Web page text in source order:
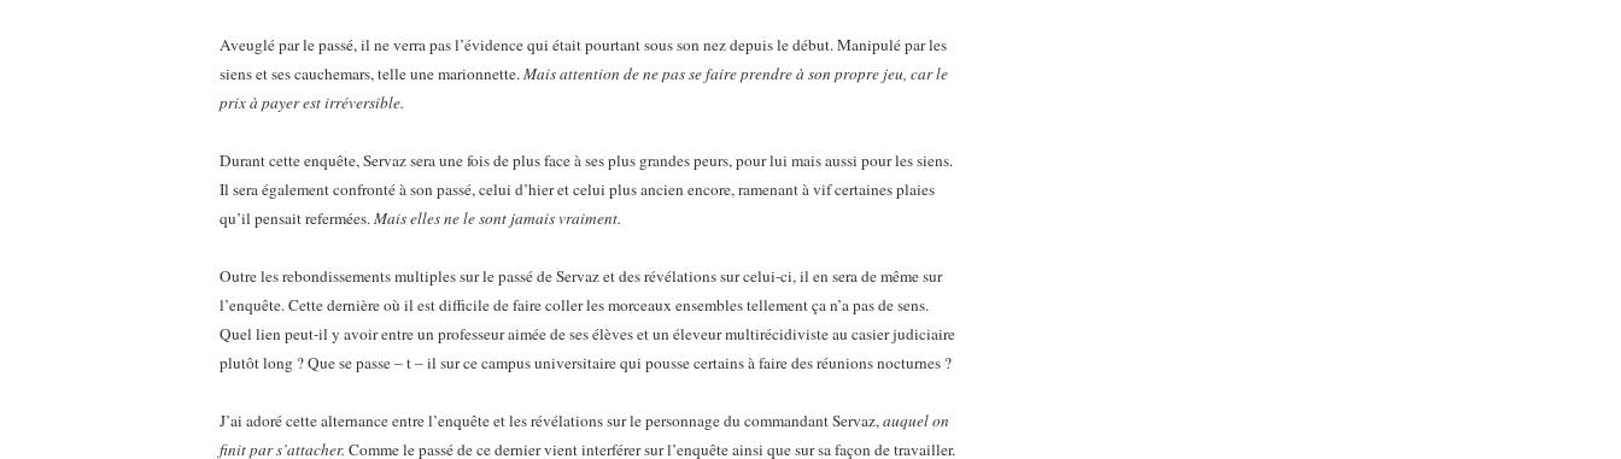
Aveuglé par le passé, il ne verra pas l’évidence qui était pourtant sous son nez depuis le début. Manipulé par les
siens et ses cauchemars, telle une marionnette.Mais attention de ne pas se faire prendre à son propre jeu, car le
prix à payer est irréversible.
Durant cette enquête, Servaz sera une fois de plus face à ses plus grandes peurs, pour lui mais aussi pour les siens.
Il sera également confronté à son passé, celui d’hier et celui plus ancien encore, ramenant à vif certaines plaies
qu’il pensait refermées.Mais elles ne le sont jamais vraiment.
Outre les rebondissements multiples sur le passé de Servaz et des révélations sur celui-ci, il en sera de même sur
l’enquête. Cette dernière où il est difficile de faire coller les morceaux ensembles tellement ça n’a pas de sens.
Quel lien peut-il y avoir entre un professeur aimée de ses élèves et un éleveur multirécidiviste au casier judiciaire
plutôt long ? Que se passe – t – il sur ce campus universitaire qui pousse certains à faire des réunions nocturnes ?
J’ai adoré cette alternance entre l’enquête et les révélations sur le personnage du commandant Servaz,auquel on
finit par s’attacher. Comme le passé de ce dernier vient interférer sur l’enquête ainsi que sur sa façon de travailler.